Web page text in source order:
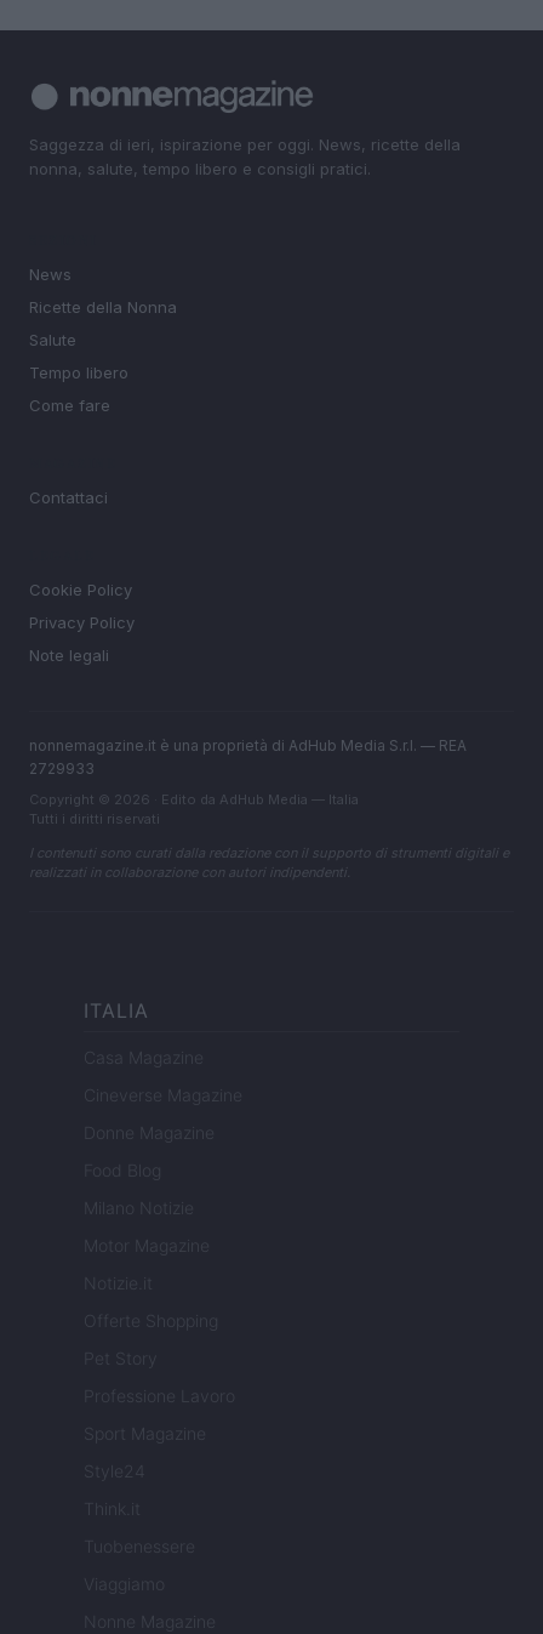
Saggezza di ieri, ispirazione per oggi. News, ricette della
nonna, salute, tempo libero e consigli pratici.
News
Ricette della Nonna
Salute
Tempo libero
Come fare
Contattaci
Cookie Policy
Privacy Policy
Note legali
nonnemagazine.it è una proprietà di AdHub Media S.r.l. — REA
2729933
Copyright © 2026 · Edito da AdHub Media — Italia
Tutti i diritti riservati
I contenuti sono curati dalla redazione con il supporto di strumenti digitali e
realizzati in collaborazione con autori indipendenti.
ITALIA
Casa Magazine
Cineverse Magazine
Donne Magazine
Food Blog
Milano Notizie
Motor Magazine
Notizie.it
Offerte Shopping
Professione Lavoro
Sport Magazine
Style24
Think.it
Tuobenessere
Viaggiamo
Nonne Magazine